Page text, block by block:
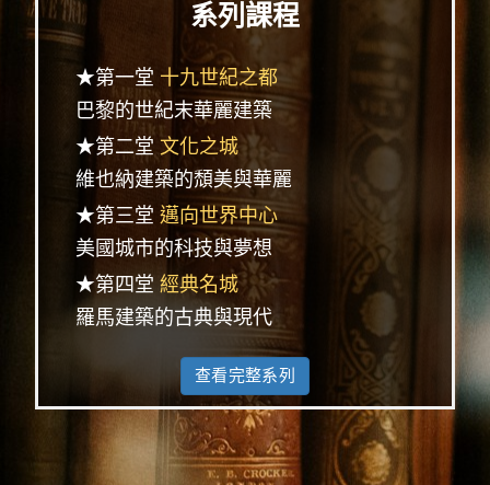
系列課程
★第一堂 十九世紀之都
巴黎的世紀末華麗建築
★第二堂 文化之城
維也納建築的頹美與華麗
★第三堂 邁向世界中心
美國城市的科技與夢想
★第四堂 經典名城
羅馬建築的古典與現代
查看完整系列